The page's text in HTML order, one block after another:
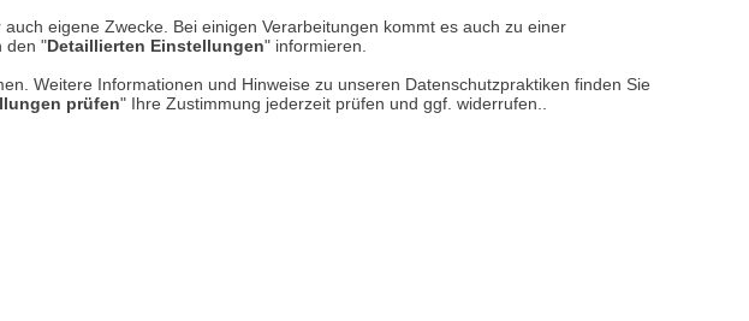
eigene Zwecke. Bei einigen Verarbeitungen kommt es auch zu einer
den "Detaillierten Einstellungen" informieren.
Weitere Informationen und Hinweise zu unseren Datenschutzpraktiken finden Sie
prüfen" Ihre Zustimmung jederzeit prüfen und ggf. widerrufen..